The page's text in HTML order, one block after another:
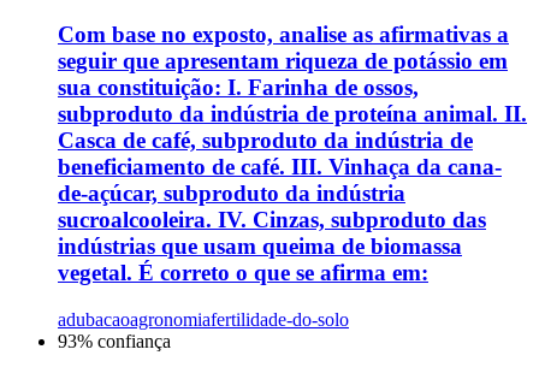
Com base no exposto, analise as afirmativas a
seguir que apresentam riqueza de potássio em
sua constituição: I. Farinha de ossos,
subproduto da indústria de proteína animal. II.
Casca de café, subproduto da indústria de
beneficiamento de café. III. Vinhaça da cana-
de-açúcar, subproduto da indústria
sucroalcooleira. IV. Cinzas, subproduto das
indústrias que usam queima de biomassa
vegetal. É correto o que se afirma em:
adubacaoagronomiafertilidade-do-solo
93% confiança